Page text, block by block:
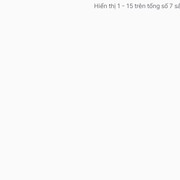
Hiển thị 1 - 15 trên tổng số 7